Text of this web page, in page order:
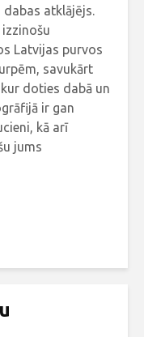
atklājējs.
Latvijas purvos
savukārt
doties dabā un
ir gan
kā arī
jums